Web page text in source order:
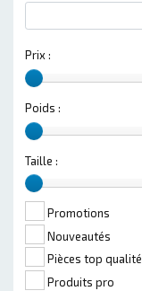
Prix :
Poids :
Taille :
Promotions
Nouveautés
Pièces top qualité
Produits pro